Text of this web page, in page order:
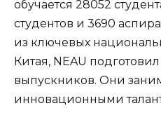
обучается 28052
студентов и 3690
из ключевых
Китая, NEAU
выпускников. Они
инновационными